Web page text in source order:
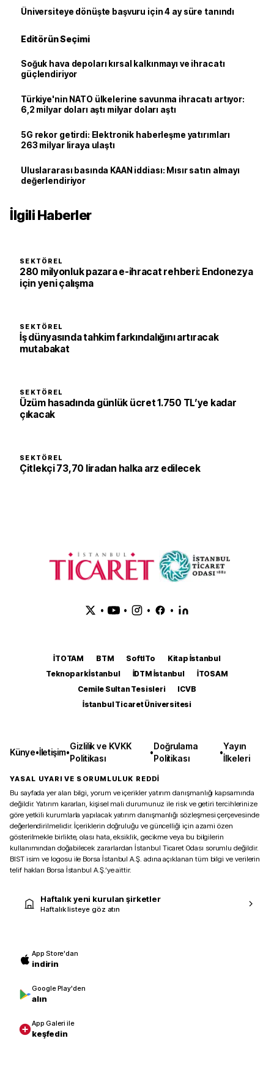
Üniversiteye dönüşte başvuru için 4 ay süre tanındı
Editörün Seçimi
Soğuk hava depoları kırsal kalkınmayı ve ihracatı
güçlendiriyor
Türkiye'nin NATO ülkelerine savunma ihracatı artıyor:
6,2 milyar doları aştı milyar doları aştı
5G rekor getirdi: Elektronik haberleşme yatırımları
263 milyar liraya ulaştı
Uluslararası basında KAAN iddiası: Mısır satın almayı
değerlendiriyor
İlgili Haberler
SEKTÖREL
280 milyonluk pazara e-ihracat rehberi: Endonezya
için yeni çalışma
SEKTÖREL
İş dünyasında tahkim farkındalığını artıracak
mutabakat
SEKTÖREL
Üzüm hasadında günlük ücret 1.750 TL’ye kadar
çıkacak
SEKTÖREL
Çitlekçi 73,70 liradan halka arz edilecek
• • • •
İTOTAM BTM SoftITo
Kitap İstanbul
Teknopark İstanbul
İDTM İstanbul
İTOSAM
Cemile Sultan Tesisleri
ICVB
İstanbul Ticaret Üniversitesi
Künye•İletişim•
Gizlilik ve KVKK
Politikası
•
Doğrulama
Politikası
•
Yayın
İlkeleri
YASAL UYARI VE SORUMLULUK REDDİ
Bu sayfada yer alan bilgi, yorum ve içerikler yatırım danışmanlığı kapsamında
değildir. Yatırım kararları, kişisel mali durumunuz ile risk ve getiri tercihlerinize
göre yetkili kurumlarla yapılacak yatırım danışmanlığı sözleşmesi çerçevesinde
değerlendirilmelidir. İçeriklerin doğruluğu ve güncelliği için azami özen
gösterilmekle birlikte, olası hata, eksiklik, gecikme veya bu bilgilerin
kullanımından doğabilecek zararlardan İstanbul Ticaret Odası sorumlu değildir.
BIST isim ve logosu ile Borsa İstanbul A.Ş. adına açıklanan tüm bilgi ve verilerin
telif hakları Borsa İstanbul A.Ş.’ye aittir.
Haftalık yeni kurulan şirketler
Haftalık listeye göz atın
App Store'dan
indirin
Google Play'den
alın
App Galeri ile
keşfedin